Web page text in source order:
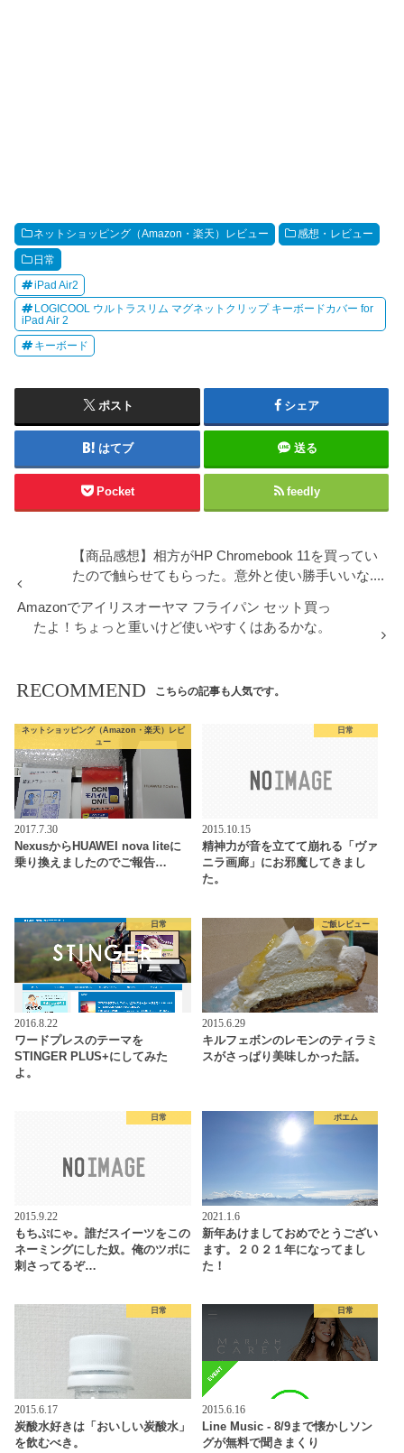
ネットショッピング（Amazon・楽天）レビュー 感想・レビュー
日常
iPad Air2
LOGICOOL ウルトラスリム マグネットクリップ キーボードカバー for
iPad Air 2
キーボード
ポスト シェア
はてブ 送る
Pocket feedly
【商品感想】相方がHP Chromebook 11を買ってい
たので触らせてもらった。意外と使い勝手いいな....
Amazonでアイリスオーヤマ フライパン セット買っ
たよ！ちょっと重いけど使いやすくはあるかな。
RECOMMEND こちらの記事も人気です。
ネットショッピング（Amazon・楽天）レビ
ュー
2017.7.30
NexusからHUAWEI nova liteに
乗り換えましたのでご報告…
日常
2015.10.15
精神力が音を立てて崩れる「ヴァ
ニラ画廊」にお邪魔してきまし
た。
日常
2016.8.22
ワードプレスのテーマを
STINGER PLUS+にしてみた
よ。
ご飯レビュー
2015.6.29
キルフェボンのレモンのティラミ
スがさっぱり美味しかった話。
日常
2015.9.22
もちぷにゃ。誰だスイーツをこの
ネーミングにした奴。俺のツボに
刺さってるぞ…
ポエム
2021.1.6
新年あけましておめでとうござい
ます。２０２１年になってまし
た！
日常
2015.6.17
炭酸水好きは「おいしい炭酸水」
を飲むべき。
日常
2015.6.16
Line Music - 8/9まで懐かしソン
グが無料で聞きまくり